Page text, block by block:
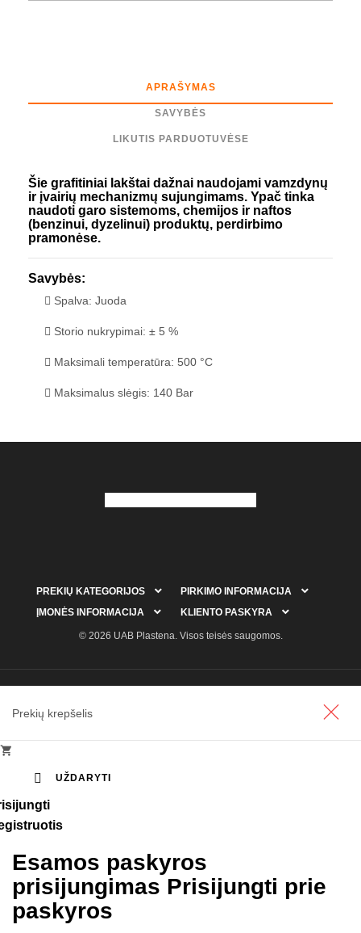
APRAŠYMAS
SAVYBĖS
LIKUTIS PARDUOTUVĖSE
Šie grafitiniai lakštai dažnai naudojami vamzdynų
ir įvairių mechanizmų sujungimams. Ypač tinka
naudoti garo sistemoms, chemijos ir naftos
(benzinui, dyzelinui) produktų, perdirbimo
pramonėse.
Savybės:
Spalva: Juoda
Storio nukrypimai: ± 5 %
Maksimali temperatūra: 500 °C
Maksimalus slėgis: 140 Bar
PREKIŲ KATEGORIJOS  PIRKIMO INFORMACIJA 
ĮMONĖS INFORMACIJA  KLIENTO PASKYRA 
© 2026 UAB Plastena. Visos teisės saugomos.
Prekių krepšelis

 UŽDARYTI
Esamos paskyros
prisijungimas Prisijungti prie
paskyros